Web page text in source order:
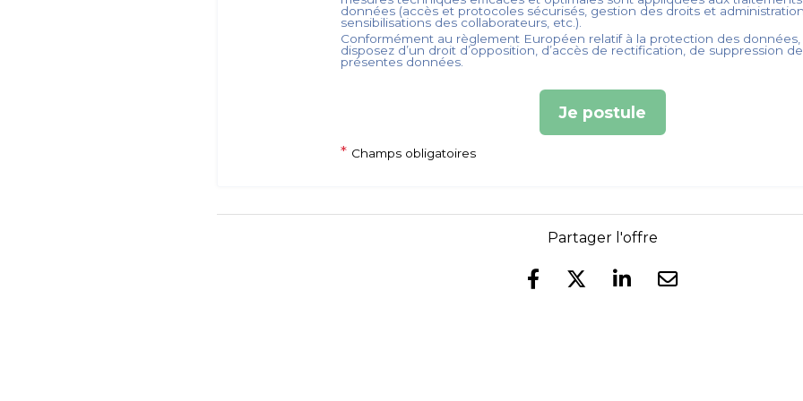
données (accès et protocoles sécurisés, gestion des droits et administration,
sensibilisations des collaborateurs, etc.).
Conformément au règlement Européen relatif à la protection des données,
disposez d’un droit d’opposition, d’accès de rectification, de suppression
présentes données.
Je postule
* Champs obligatoires
Partager l'offre